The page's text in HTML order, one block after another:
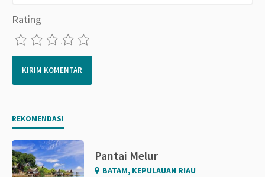
Rating
5
4
3
2
REKOMENDASI
Pantai Melur
BATAM, KEPULAUAN RIAU